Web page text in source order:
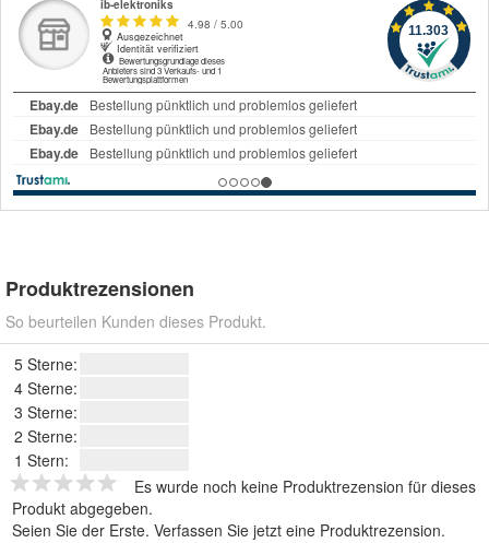
Produktrezensionen
So beurteilen Kunden dieses Produkt.
5 Sterne:
4 Sterne:
3 Sterne:
2 Sterne:
1 Stern:
Es wurde noch keine Produktrezension für dieses
Produkt abgegeben.
Seien Sie der Erste. Verfassen Sie jetzt eine Produktrezension.